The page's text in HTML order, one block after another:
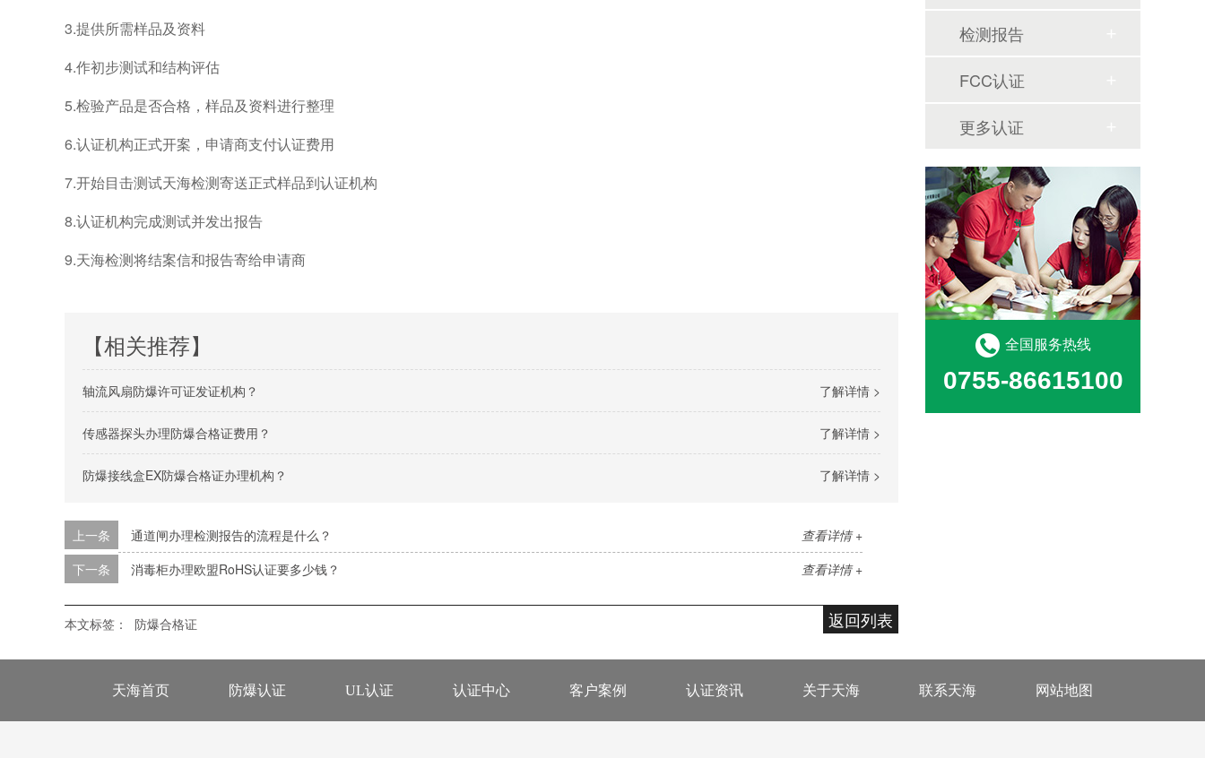
3.提供所需样品及资料
4.作初步测试和结构评估
5.检验产品是否合格，样品及资料进行整理
6.认证机构正式开案，申请商支付认证费用
7.开始目击测试天海检测寄送正式样品到认证机构
8.认证机构完成测试并发出报告
9.天海检测将结案信和报告寄给申请商
【相关推荐】
了解详情 >
轴流风扇防爆许可证发证机构？
了解详情 >
传感器探头办理防爆合格证费用？
了解详情 >
防爆接线盒EX防爆合格证办理机构？
查看详情 +
上一条
通道闸办理检测报告的流程是什么？
查看详情 +
下一条 消毒柜办理欧盟RoHS认证要多少钱？
返回列表
本文标签： 防爆合格证
检测报告
FCC认证
更多认证
全国服务热线
0755-86615100
天海首页 防爆认证 UL认证 认证中心 客户案例 认证资讯 关于天海 联系天海 网站地图